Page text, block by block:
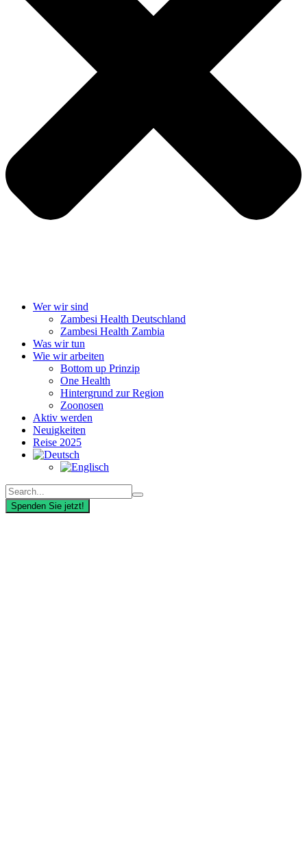
Wer wir sind
Zambesi Health Deutschland
Zambesi Health Zambia
Was wir tun
Wie wir arbeiten
Bottom up Prinzip
One Health
Hintergrund zur Region
Zoonosen
Aktiv werden
Neuigkeiten
Reise 2025
Spenden Sie jetzt!